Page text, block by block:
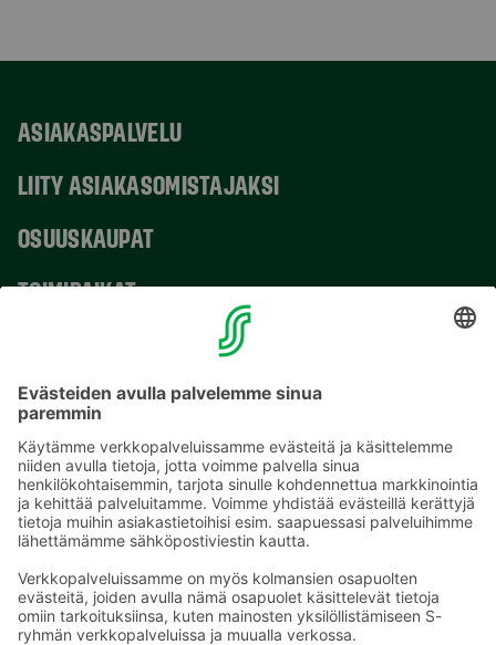
ASIAKASPALVELU
LIITY ASIAKASOMISTAJAKSI
OSUUSKAUPAT
TOIMIPAIKAT
Sähköpostiosoitteet S-ryhmässä ovat muotoa
etunimi.sukunimi@sok.fi
Seuraa meitä: